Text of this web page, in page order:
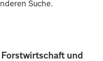
und
Suche.